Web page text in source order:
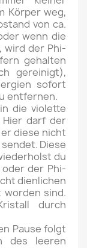
Körper weg,
von ca.
wenn die
wird der Phi-
gehalten
gereinigt),
sofort
entfernen.
die violette
Hier darf der
diese nicht
Diese
du
der Phi-
dienlichen
worden sind.
durch
Pause folgt
des leeren